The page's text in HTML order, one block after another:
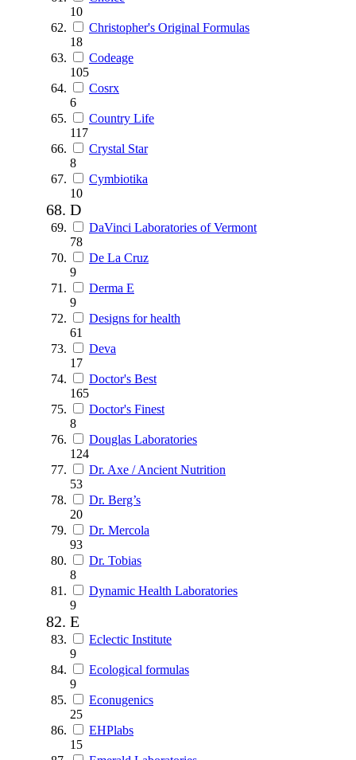
10
Christopher's Original Formulas
18
Codeage
105
Cosrx
6
Country Life
117
Crystal Star
8
Cymbiotika
10
D
DaVinci Laboratories of Vermont
78
De La Cruz
9
Derma E
9
Designs for health
61
Deva
17
Doctor's Best
165
Doctor's Finest
8
Douglas Laboratories
124
Dr. Axe / Ancient Nutrition
53
Dr. Berg’s
20
Dr. Mercola
93
Dr. Tobias
8
Dynamic Health Laboratories
9
E
Eclectic Institute
9
Ecological formulas
9
Econugenics
25
EHPlabs
15